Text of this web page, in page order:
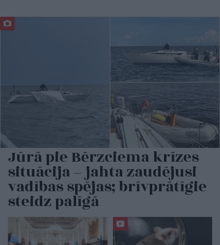
Jūrā pie Bērzciema krīzes
situācija – jahta zaudējusi
vadības spējas; brīvprātīgie
steidz palīgā